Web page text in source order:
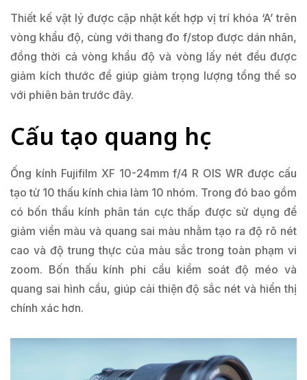
Thiết kế vật lý được cập nhật kết hợp vị trí khóa ‘A’ trên
vòng khẩu độ, cùng với thang đo f/stop được dán nhãn,
đồng thời cả vòng khẩu độ và vòng lấy nét đều được
giảm kích thước để giúp giảm trọng lượng tổng thể so
với phiên bản trước đây.
Cấu tạo quang học
Ống kính Fujifilm XF 10-24mm f/4 R OIS WR được cấu
tạo từ 10 thấu kính chia làm 10 nhóm. Trong đó bao gồm
có bốn thấu kính phân tán cực thấp được sử dụng để
giảm viền màu và quang sai màu nhằm tạo ra độ rõ nét
cao và độ trung thực của màu sắc trong toàn phạm vi
zoom. Bốn thấu kính phi cầu kiểm soát độ méo và
quang sai hình cầu, giúp cải thiện độ sắc nét và hiển thị
chính xác hơn.